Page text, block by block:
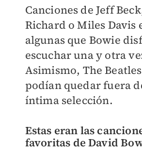
Canciones de Jeff
Richard o Miles Davis
algunas que Bowie
escuchar una y otra
Asimismo, The
podían quedar fuera
íntima selección.
Estas eran las
favoritas de David